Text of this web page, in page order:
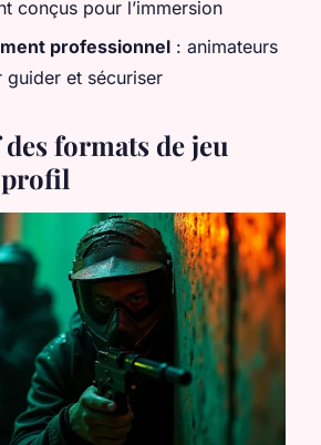
conçus pour l’immersion
professionnel : animateurs
guider et sécuriser
formats de jeu